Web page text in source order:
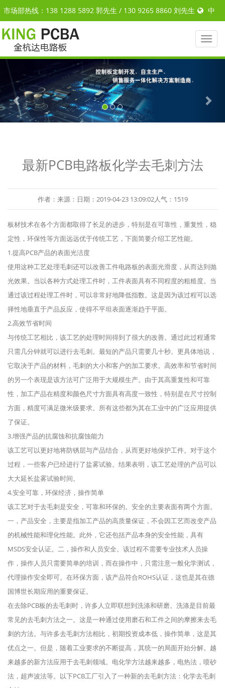
市场部热线：138 1288 5892 郭先生 / 130 9265 8860 刘先生 中
ENGLISH
Toggle
最新PCB电路板化学去毛刺方法
作者：来源：日期：2019-04-23 13:09:02人气：1519
板材技术在各个方面都取得了长足的进步，特别是在可靠性，重复性，稳
定性，环保性等方面远远优于传统工艺，下面简要介绍工艺性能。
1.提高PCB产品的表面光洁度
使用这种工艺处理毛刺还可以改善工件电路板的表面光滑度，从而达到抛
光效果。当以各种方式处理工件时，工件表面具有不同程度的粗糙度。当
通过该过程处理工件时，可以非常好地降低指数。这是因为该过程可以选
择性地垂直于产品反应，使得不平坦表面逐渐趋于平面。
2.高效节省时间
与传统工艺相比，该工艺的处理时间得到了很大的改善。通过此过程通常
只需几分钟就可以进行去毛刺。最短的产品只需要几十秒。更具体地说，
它取决于产品的材料，毛刺的大小和客户的加工要求。高效率和节省时间
的另一个表现是该方法可广泛用于大规模生产。由于其高重复性和可靠
性，加工产品在精度和颜色尺寸方面具有高度一致性，特别是在尺寸控制
方面，精度可满足微米级要求。所有这些都为其在工业中的广泛应用提供
了保证。
3.增强产品的抗腐蚀和抗腐蚀能力
该工艺可以更好地将防锈层与产品结合，从而更好地保护工件。对于这个
过程，一些客户已经进行了盐雾试验。结果表明，该工艺处理的产品可以
大大延长盐雾试验时间。
4.安全可靠，环保经济，操作简单
该工艺对于去毛刺是安全，可靠和环保的。安全的主要表面有两个方面。
一，产品安全，主要是指加工产品的高质量保证，不会因工艺而改变产品
的机械性能和理化性能。此外，它还包括产品本身的安全性能，具有
MSDS安全认证。二，操作和人员安全。该过程不需要专业技术人员操
作，操作人员只需要简单的培训，而在操作中，只需注意一般化学测试，
代理操作安全即可。在环保方面，该产品符合ROHS认证，这也是其在德
国博世长期应用的重要保证。
在去除PCB板的去毛刺时，许多人立即联想到洗涤和研磨。洗涤是目前最
常见的去毛刺方法之一。这是一种通过使用磨石和工件之间的摩擦来去毛
刺的方法。与许多去毛刺方法相比，初期投资成本低，操作简单，这是其
优点之一。但是，随着工业要求的不断提高，其统一的局面开始分解。越
来越多的新方法应用于去毛刺领域。电化学方法越来越多，电热法，喷砂
法，超声波法等。以下PCB工厂引入了一种新的去毛刺方法：化学去毛刺